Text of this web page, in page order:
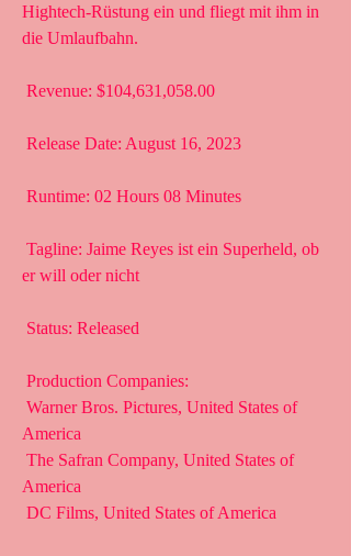
Hightech-Rüstung ein und fliegt mit ihm in
die Umlaufbahn.
Revenue: $104,631,058.00
Release Date: August 16, 2023
Runtime: 02 Hours 08 Minutes
er will oder nicht
Status: Released
Production Companies:
America
America
DC Films, United States of America